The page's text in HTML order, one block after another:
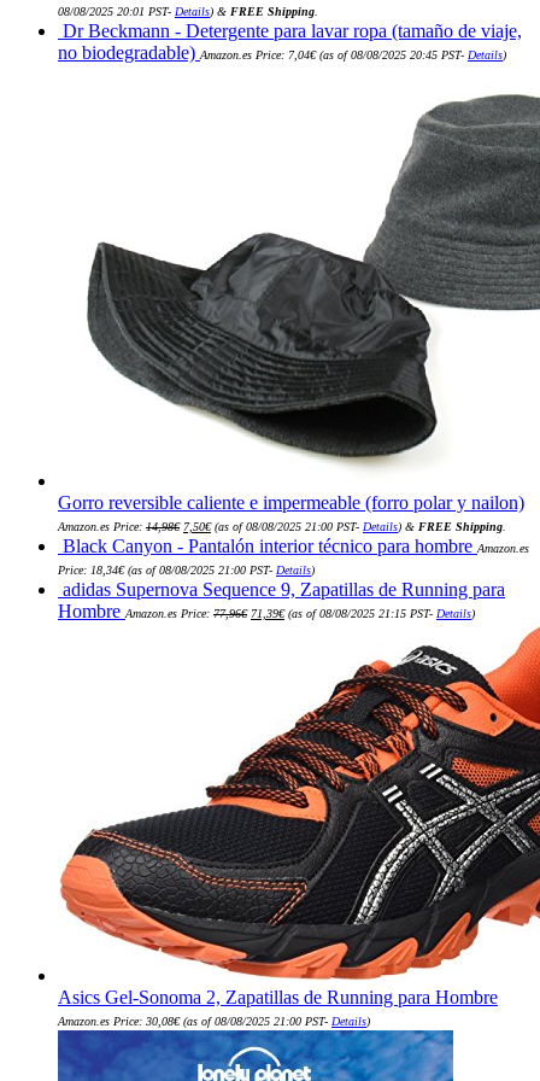
era:
33,00€.
es:
31,35€.
08/08/2025 20:01 PST- Details) & FREE Shipping
Dr Beckmann - Detergente para lavar ropa (tamaño de viaje,
no biodegradable) Amazon.es Price: 7,04€(as of 08/08/2025 20:45 PST- Details)
Gorro reversible caliente e impermeable (forro polar y nailon)
Amazon.es Price: 14,98€ precio
original
era:
14,98€.
7,50€precio
actual
es:
7,50€.
(as of 08/08/2025 21:00 PST- Details) & FREE Shipping
Black Canyon - Pantalón interior técnico para hombre Amazon.es
Price: 18,34€(as of 08/08/2025 21:00 PST- Details)
adidas Supernova Sequence 9, Zapatillas de Running para
Hombre Amazon.es Price: 77,96€ precio
71,39€precio
(as of 08/08/2025 21:15 PST- Details)
Asics Gel-Sonoma 2, Zapatillas de Running para Hombre
Amazon.es Price: 30,08€(as of 08/08/2025 21:00 PST- Details)